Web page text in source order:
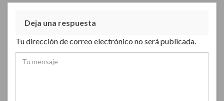
Deja una respuesta
Tu dirección de correo electrónico no será publicada.